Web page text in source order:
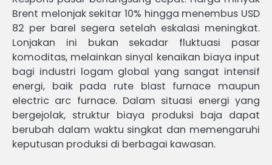
Brent melonjak sekitar 10% hingga menembus USD
82 per barel segera setelah eskalasi meningkat.
Lonjakan ini bukan sekadar fluktuasi pasar
komoditas, melainkan sinyal kenaikan biaya input
bagi industri logam global yang sangat intensif
energi, baik pada rute blast furnace maupun
electric arc furnace. Dalam situasi energi yang
bergejolak, struktur biaya produksi baja dapat
berubah dalam waktu singkat dan memengaruhi
keputusan produksi di berbagai kawasan.